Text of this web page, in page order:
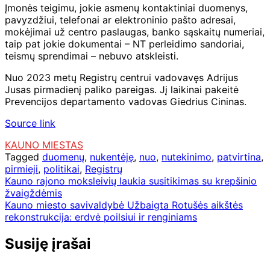
Įmonės teigimu, jokie asmenų kontaktiniai duomenys,
pavyzdžiui, telefonai ar elektroninio pašto adresai,
mokėjimai už centro paslaugas, banko sąskaitų numeriai,
taip pat jokie dokumentai – NT perleidimo sandoriai,
teismų sprendimai – nebuvo atskleisti.
Nuo 2023 metų Registrų centrui vadovavęs Adrijus
Jusas pirmadienį paliko pareigas. Jį laikinai pakeitė
Prevencijos departamento vadovas Giedrius Cininas.
Source link
KAUNO MIESTAS
Tagged duomenų, nukentėję, nuo, nutekinimo, patvirtina,
pirmieji, politikai, Registrų
Navigacija
tarp
įrašų
Kauno rajono moksleivių laukia susitikimas su krepšinio
žvaigždėmis
Kauno miesto savivaldybė Užbaigta Rotušės aikštės
rekonstrukcija: erdvė poilsiui ir renginiams
Susiję įrašai